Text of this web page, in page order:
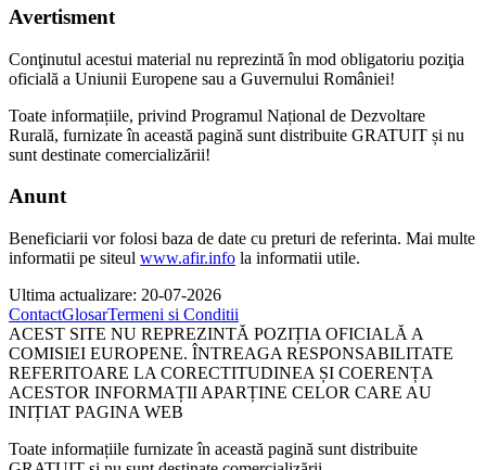
Avertisment
Conţinutul acestui material nu reprezintă în mod obligatoriu poziţia
oficială a Uniunii Europene sau a Guvernului României!
Toate informațiile, privind Programul Național de Dezvoltare
Rurală, furnizate în această pagină sunt distribuite GRATUIT și nu
sunt destinate comercializării!
Anunt
Beneficiarii vor folosi baza de date cu preturi de referinta. Mai multe
informatii pe siteul www.afir.info la informatii utile.
Ultima actualizare: 20-07-2026
ContactGlosarTermeni si Conditii
ACEST SITE NU REPREZINTĂ POZIȚIA OFICIALĂ A
COMISIEI EUROPENE. ÎNTREAGA RESPONSABILITATE
REFERITOARE LA CORECTITUDINEA ȘI COERENȚA
ACESTOR INFORMAȚII APARȚINE CELOR CARE AU
INIȚIAT PAGINA WEB
Toate informațiile furnizate în această pagină sunt distribuite